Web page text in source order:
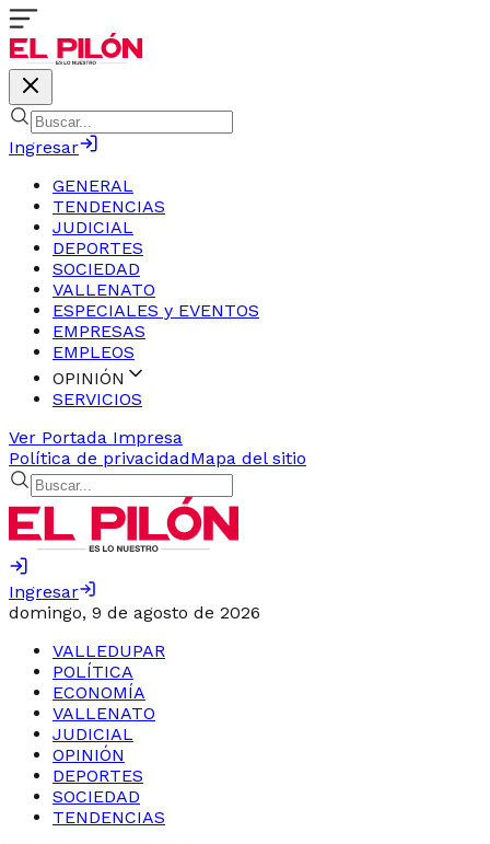
Ingresar
GENERAL
TENDENCIAS
JUDICIAL
DEPORTES
SOCIEDAD
VALLENATO
ESPECIALES y EVENTOS
EMPRESAS
EMPLEOS
OPINIÓN
SERVICIOS
Ver Portada Impresa
Política de privacidadMapa del sitio
Ingresar
domingo, 9 de agosto de 2026
VALLEDUPAR
POLÍTICA
ECONOMÍA
VALLENATO
JUDICIAL
OPINIÓN
DEPORTES
SOCIEDAD
TENDENCIAS